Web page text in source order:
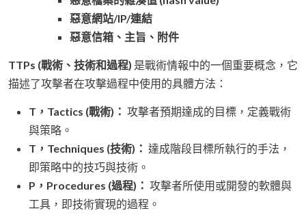
惡意網站/IP/連結
惡意信箱、主旨、附件
TTPs (戰術、技術和過程) 是戰術情報中的一個重要概念，它
描述了攻擊者在攻擊過程中使用的具體方法：
T，Tactics (戰術)： 攻擊者預期達成的目標，定義戰術
與策略。
T，Techniques (技術)： 達成階段目標所執行的手法，
即策略中的技巧與技術。
P，Procedures (過程)： 攻擊者所使用或開發的軟體與
工具，即技術實現的過程。